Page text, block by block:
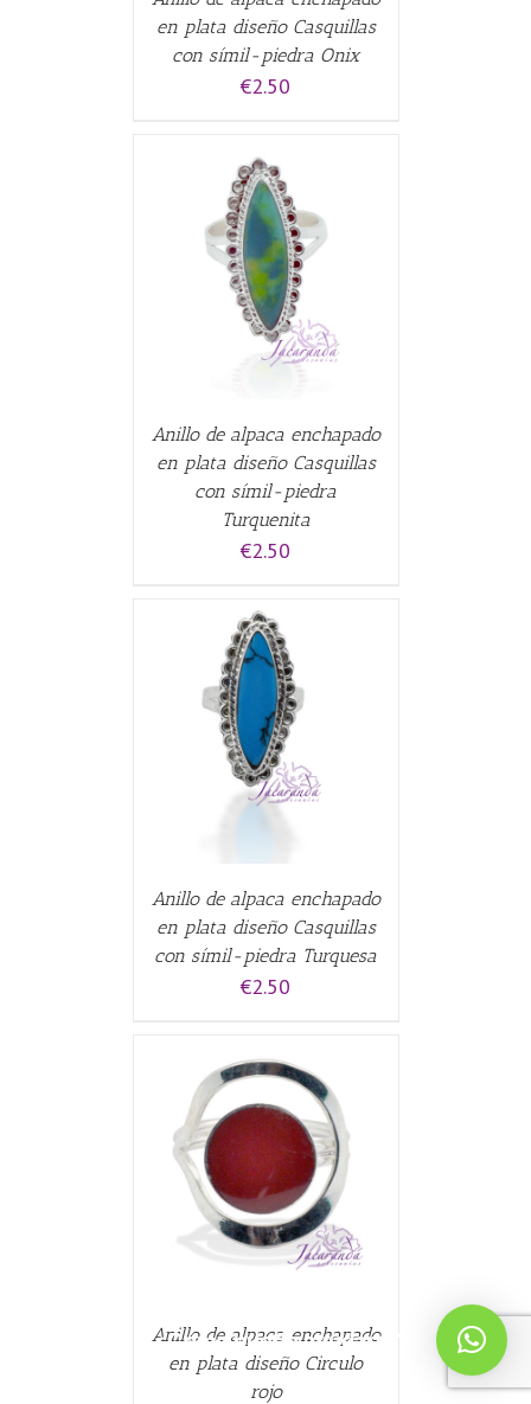
en plata diseño Casquillas
con símil-piedra Onix
€2.50
Anillo de alpaca enchapado
en plata diseño Casquillas
con símil-piedra
Turquenita
€2.50
Anillo de alpaca enchapado
en plata diseño Casquillas
con símil-piedra Turquesa
€2.50
Anillo de alpaca enchapado
en plata diseño Circulo
rojo
¿Cómo puedo ayudarte?